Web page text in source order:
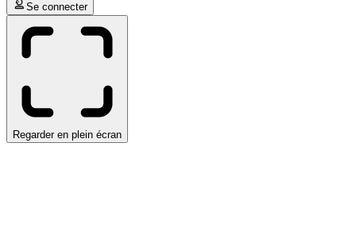
Se connecter
Regarder en plein écran